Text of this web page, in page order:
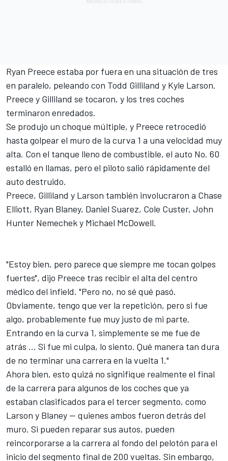
Ryan Preece estaba por fuera en una situación de tres
en paralelo, peleando con Todd Gilliland y Kyle Larson.
Preece y Gilliland se tocaron, y los tres coches
terminaron enredados.
Se produjo un choque múltiple, y Preece retrocedió
hasta golpear el muro de la curva 1 a una velocidad muy
alta. Con el tanque lleno de combustible, el auto No. 60
estalló en llamas, pero el piloto salió rápidamente del
auto destruido.
Preece, Gilliland y Larson también involucraron a Chase
Elliott, Ryan Blaney, Daniel Suarez, Cole Custer, John
Hunter Nemecheky Michael McDowell.
"Estoy bien, pero parece que siempre me tocan golpes
fuertes", dijo Preece tras recibir el alta del centro
médico del infield. "Pero no, no sé qué pasó.
Obviamente, tengo que ver la repetición, pero si fue
algo, probablemente fue muy justo de mi parte.
Entrando en la curva 1, simplemente se me fue de
atrás ... Si fue mi culpa, lo siento. Qué manera tan dura
de no terminar una carrera en la vuelta 1."
Ahora bien, esto quizá no signifique realmente el final
de la carrera para algunos de los coches que ya
estaban clasificados para el tercer segmento, como
Larson y Blaney -- quienes ambos fueron detrás del
muro. Si pueden reparar sus autos, pueden
reincorporarse a la carrera al fondo del pelotón para el
inicio del segmento final de 200 vueltas. Sin embargo,